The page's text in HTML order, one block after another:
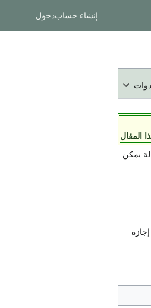
إنشاء حسابدخول
المقال
يمكن